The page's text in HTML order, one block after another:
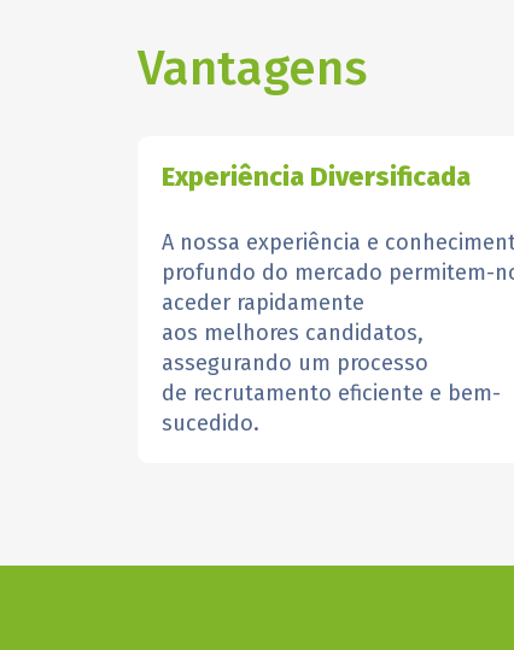
Vantagens
Experiência Diversificada
A nossa experiência e
profundo do mercado permitem-
aceder rapidamente
aos melhores candidatos,
assegurando um processo
de recrutamento eficiente e bem-
sucedido.